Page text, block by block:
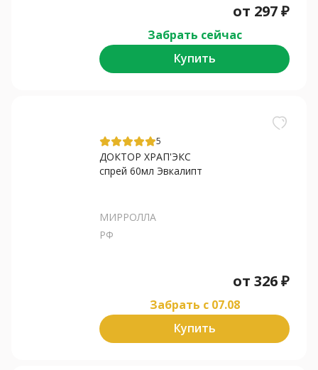
от 297₽
Забрать сейчас
Купить
5
ДОКТОР ХРАП'ЭКС
спрей 60мл Эвкалипт
МИРРОЛЛА
РФ
от 326₽
Забрать c 07.08
Купить